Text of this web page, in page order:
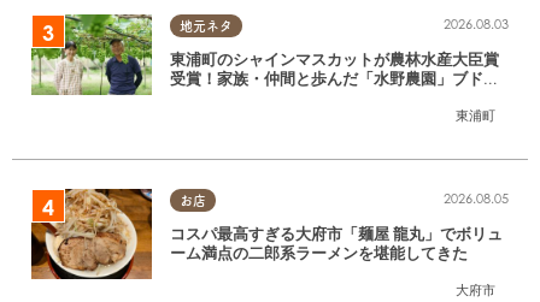
地元ネタ
東浦町
2026.08.03
東浦町のシャインマスカットが農林水産大臣賞
受賞！家族・仲間と歩んだ「水野農園」ブドウ
お店
大府市
2026.08.05
コスパ最高すぎる大府市「麺屋 龍丸」でボリュ
ーム満点の二郎系ラーメンを堪能してきた